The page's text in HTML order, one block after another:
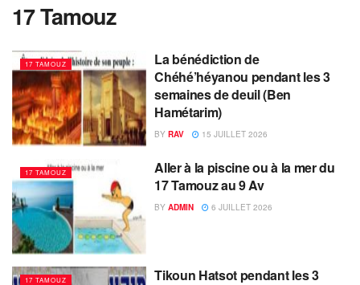
17 Tamouz
17 TAMOUZ
La bénédiction de
Chéhé’héyanou pendant les 3
semaines de deuil (Ben
Hamétarim)
BY RAV 15 JUILLET 2026
17 TAMOUZ
Aller à la piscine ou à la mer du
17 Tamouz au 9 Av
BY ADMIN 6 JUILLET 2026
17 TAMOUZ
Tikoun Hatsot pendant les 3